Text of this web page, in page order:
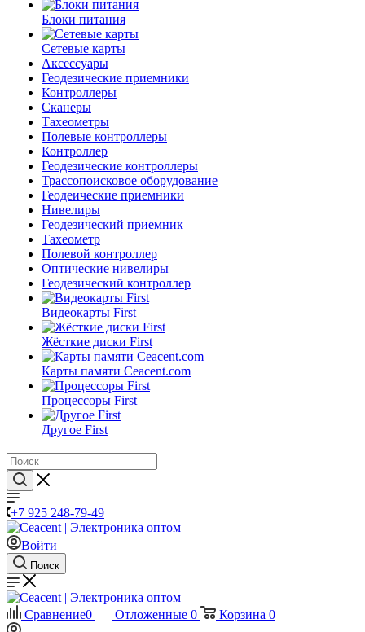
Блоки питания
Сетевые карты
Аксессуары
Геодезические приемники
Контроллеры
Сканеры
Тахеометры
Полевые контроллеры
Контроллер
Геодезические контроллеры
Трассопоисковое оборудование
Геодеические приемники
Нивелиры
Геодезический приемник
Тахеометр
Полевой контроллер
Оптические нивелиры
Геодезический контроллер
Видеокарты First
Жёсткие диски First
Карты памяти Ceacent.com
Процессоры First
Другое First
+7 925 248-79-49
Войти
Поиск
Сравнение0 Отложенные 0 Корзина 0